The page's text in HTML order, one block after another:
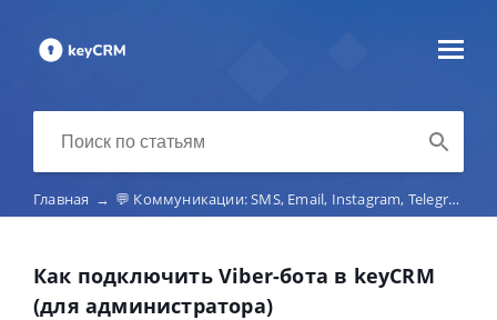
Главная → 💬 Коммуникации: SMS, Email, Instagram, Telegram, Viber, маркетплейс-чаты, телефония
Как подключить Viber-бота в keyCRM
(для администратора)